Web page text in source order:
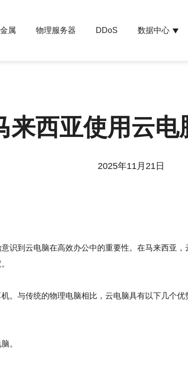
属 物理服务器 DDoS 数据中心
来西亚使用云
2025年11月21日
识到云电脑在高效办公中的重要性。在马来西亚
。与传统的物理电脑相比，云电脑具有以下几个优
。